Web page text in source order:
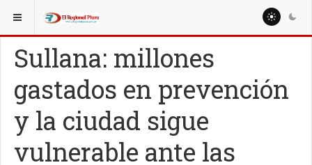
ESTÁ AQUÍ: LOCALES
Sullana: millones
gastados en prevención
y la ciudad sigue
vulnerable ante las